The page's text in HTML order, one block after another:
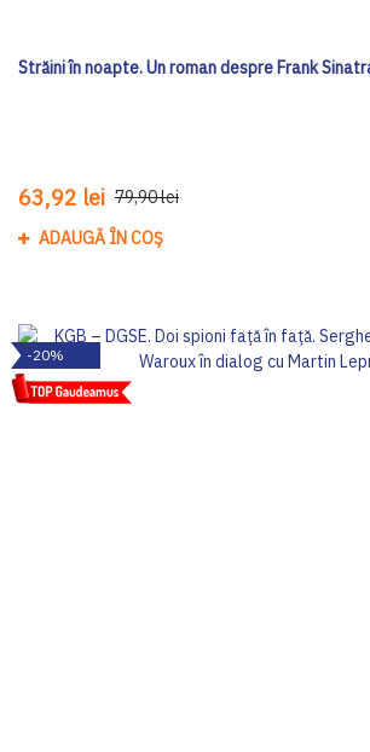
Străini în noapte. Un roman despre Frank
63,92 lei 79,90 lei
ADAUGĂ ÎN COȘ
-20%